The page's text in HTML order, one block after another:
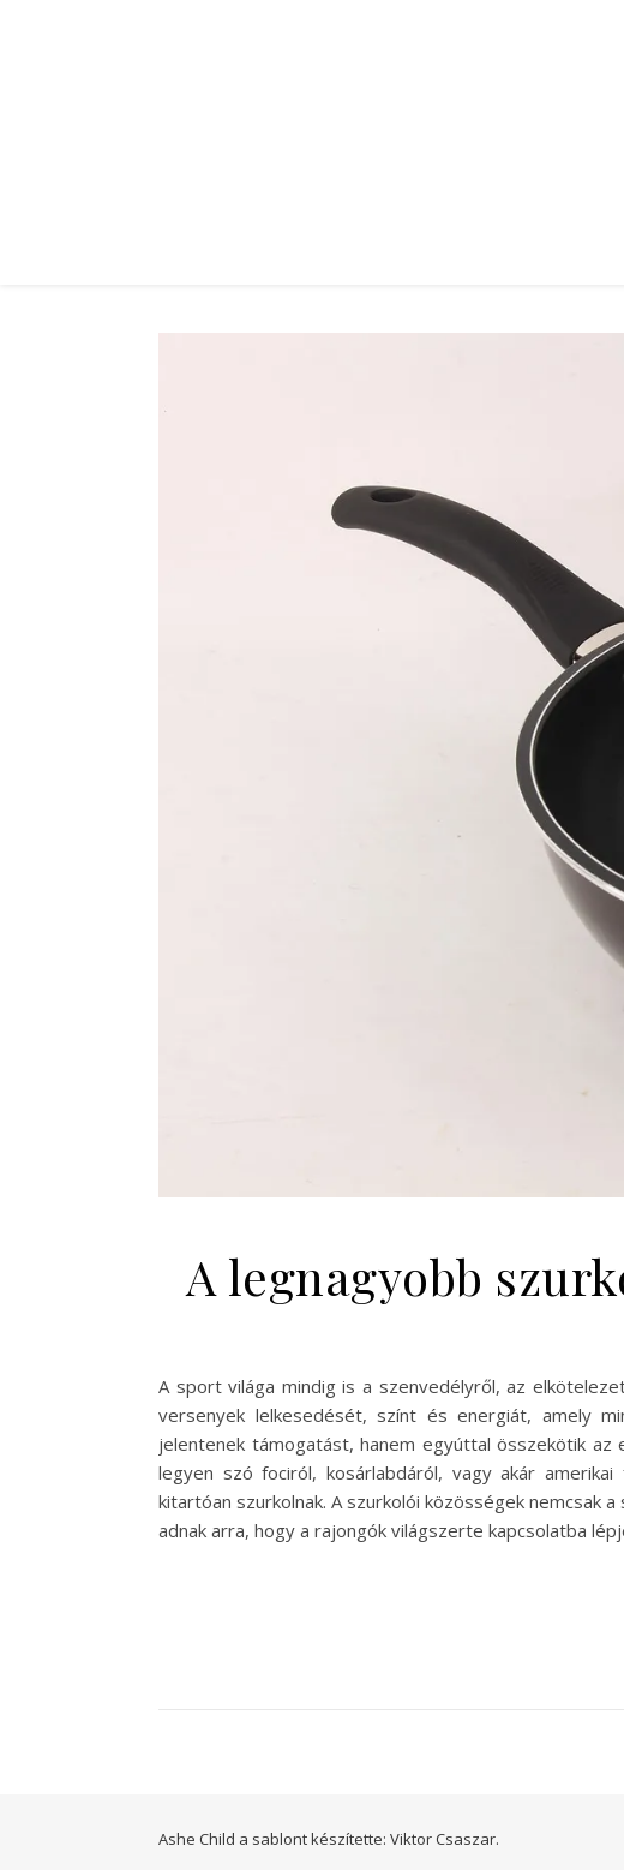
A legnagyobb
A sport világa mindig is a szenvedélyről, az
versenyek lelkesedését, színt és energiát, amely
jelentenek támogatást, hanem egyúttal összekötik
legyen szó fociról, kosárlabdáról, vagy akár
kitartóan szurkolnak. A szurkolói közösségek nemcsak
adnak arra, hogy a rajongók világszerte kapcsolatba
Ashe Child a sablont készítette: Viktor Csaszar.